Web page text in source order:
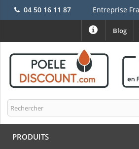
04 50 16 11 87 Entreprise
Blog
PRODUITS